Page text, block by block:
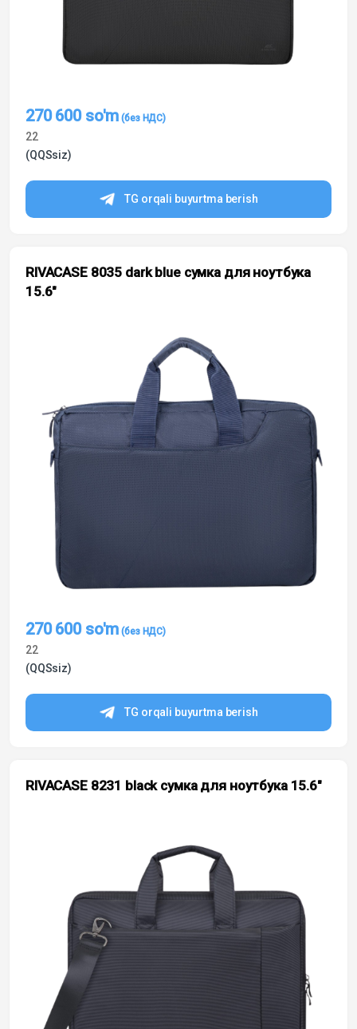
270 600 so'm
22
(QQSsiz)
TG orqali buyurtma berish
RIVACASE 8035 dark blue сумка для ноутбука
15.6″
270 600 so'm
22
(QQSsiz)
TG orqali buyurtma berish
RIVACASE 8231 black сумка для ноутбука 15.6″